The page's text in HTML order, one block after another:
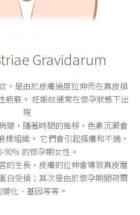
Gravidarum
，是由於皮膚過度拉伸而在真皮損
疤痕。 妊娠紋通常在懷孕狀態下出
現
變，隨著時間的推移，色素沉澱會
樣組織。 它們會引起搔癢和不適，
90% 的懷孕期女性。
的生長，皮膚的拉伸會導致真皮層
白受損；其次是由於懷孕期間荷爾
變化、基因等等。